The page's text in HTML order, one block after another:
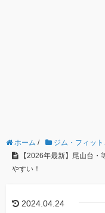
ホーム / ジム・フィット
【2026年最新】尾山台
やすい！
2024.04.24